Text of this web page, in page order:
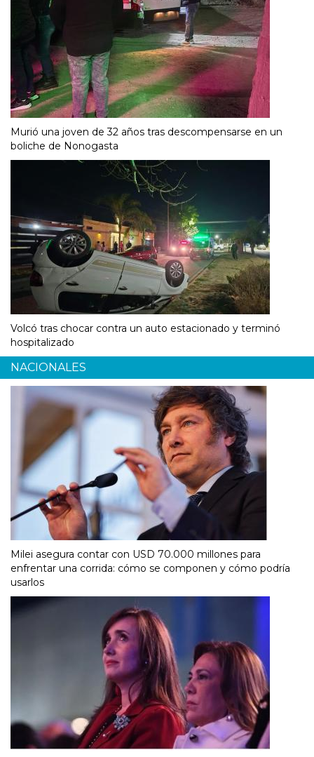
Murió una joven de 32 años tras descompensarse en un
boliche de Nonogasta
Volcó tras chocar contra un auto estacionado y terminó
hospitalizado
NACIONALES
Milei asegura contar con USD 70.000 millones para
enfrentar una corrida: cómo se componen y cómo podría
usarlos